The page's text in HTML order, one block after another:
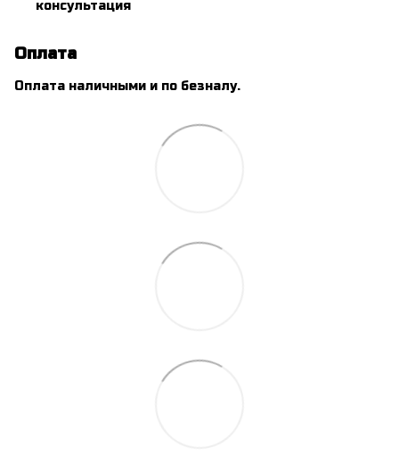
консультация
Оплата
Оплата наличными и по безналу.